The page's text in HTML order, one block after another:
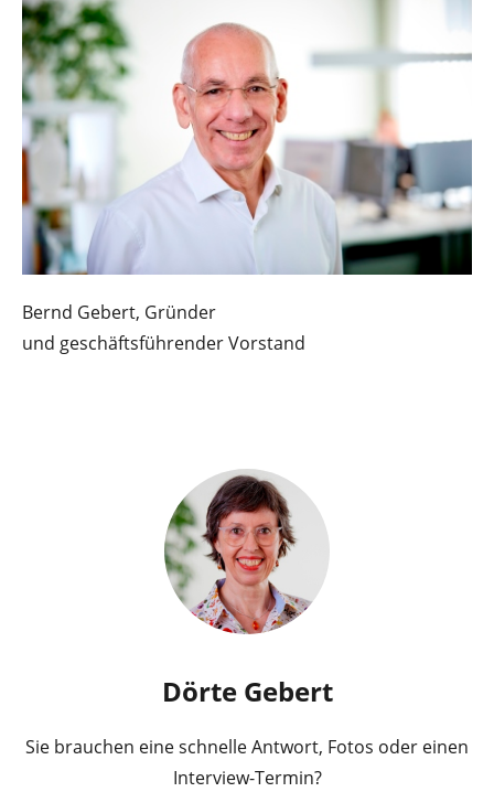
Bernd Gebert, Gründer
und geschäftsführender Vorstand
Dörte Gebert
Sie brauchen eine schnelle Antwort, Fotos oder einen
Interview-Termin?